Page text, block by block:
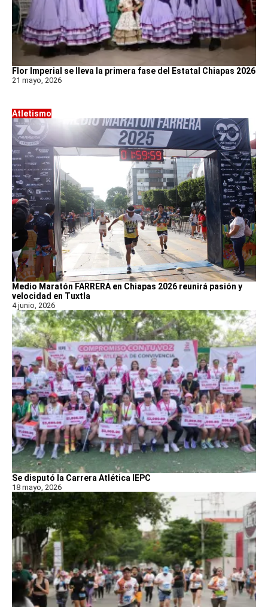
Flor Imperial se lleva la primera fase del Estatal Chiapas 2026
21 mayo, 2026
Atletismo
Medio Maratón FARRERA en Chiapas 2026 reunirá pasión y
velocidad en Tuxtla
4 junio, 2026
Se disputó la Carrera Atlética IEPC
18 mayo, 2026